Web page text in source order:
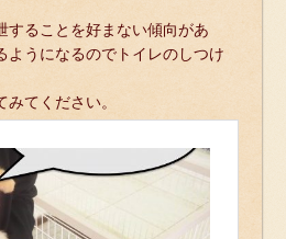
することを好まない傾向があ
ようになるのでトイレのしつけ
てください。